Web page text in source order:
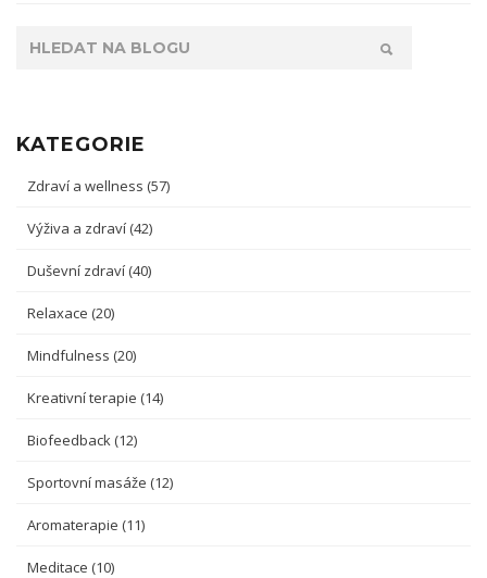
KATEGORIE
Zdraví a wellness (57)
Výživa a zdraví (42)
Duševní zdraví (40)
Relaxace (20)
Mindfulness (20)
Kreativní terapie (14)
Biofeedback (12)
Sportovní masáže (12)
Aromaterapie (11)
Meditace (10)